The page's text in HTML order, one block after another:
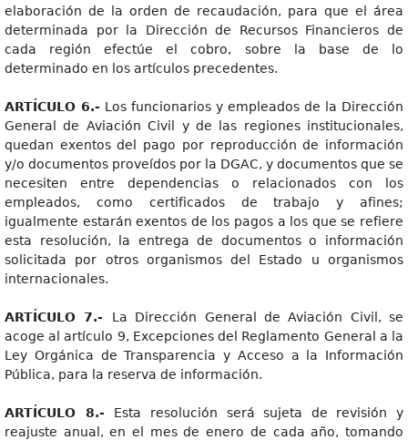
elaboración de la orden de recaudación, para que el área
determinada por la Dirección de Recursos Financieros de
cada región efectúe el cobro, sobre la base de lo
determinado en los artículos precedentes.
ARTÍCULO 6.- Los funcionarios y empleados de la Dirección
General de Aviación Civil y de las regiones institucionales,
quedan exentos del pago por reproducción de información
y/o documentos proveídos por la DGAC, y documentos que se
necesiten entre dependencias o relacionados con los
empleados, como certificados de trabajo y afines;
igualmente estarán exentos de los pagos a los que se refiere
esta resolución, la entrega de documentos o información
solicitada por otros organismos del Estado u organismos
internacionales.
ARTÍCULO 7.- La Dirección General de Aviación Civil, se
acoge al artículo 9, Excepciones del Reglamento General a la
Ley Orgánica de Transparencia y Acceso a la Información
Pública, para la reserva de información.
ARTÍCULO 8.- Esta resolución será sujeta de revisión y
reajuste anual, en el mes de enero de cada año, tomando